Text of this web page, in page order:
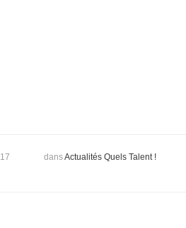
dansActualités Quels Talent !